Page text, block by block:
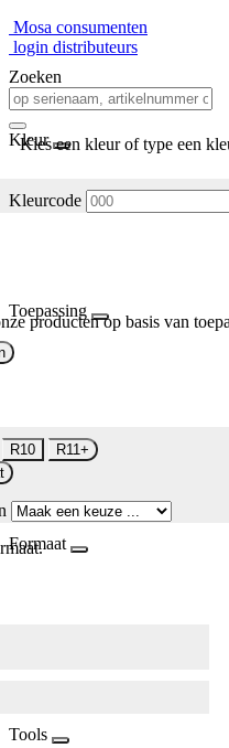
Mosa consumenten
login distributeurs
Zoeken
Kleur
Kies een kleur of type een
Kleurcode
Toepassing
producten op basis van
R10
R11+
Formaat
Tools